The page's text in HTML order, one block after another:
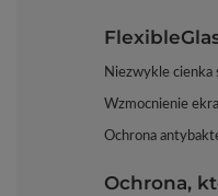
Niezwykle cienka
Wzmocnienie
Ochrona
Ochrona,